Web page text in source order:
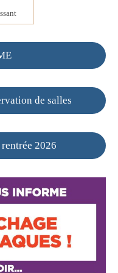
de salles
2026